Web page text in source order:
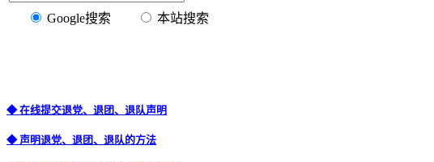
Google搜索 本站搜索
◆ 在线提交退党、退团、退队声明
◆ 声明退党、退团、退队的方法